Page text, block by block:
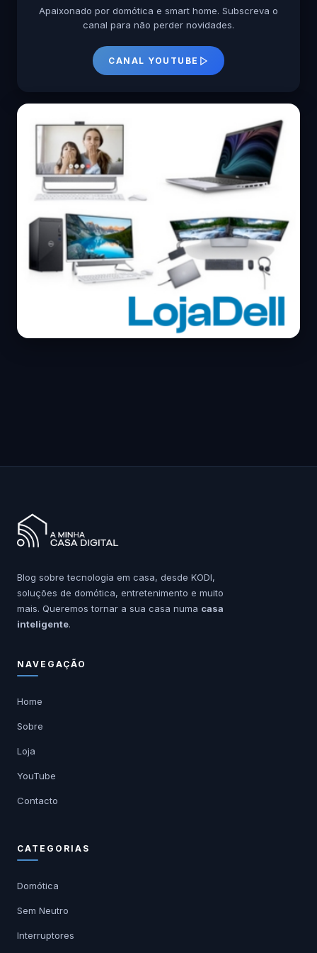
Apaixonado por domótica e smart home. Subscreva o
canal para não perder novidades.
CANAL YOUTUBE
Blog sobre tecnologia em casa, desde KODI,
soluções de domótica, entretenimento e muito
mais. Queremos tornar a sua casa numa casa
inteligente.
NAVEGAÇÃO
Home
Sobre
Loja
YouTube
Contacto
CATEGORIAS
Domótica
Sem Neutro
Interruptores